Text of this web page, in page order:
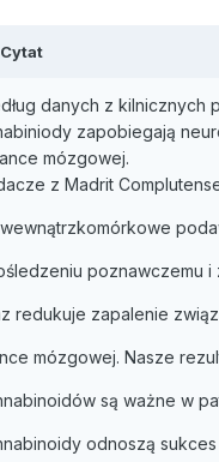
Cytat
danych z kilnicznych
zapobiegają
mózgowej.
z Madrit
poznawczemu
redukuje zapalenie
mózgowej. Nasze
są ważne w
odnoszą